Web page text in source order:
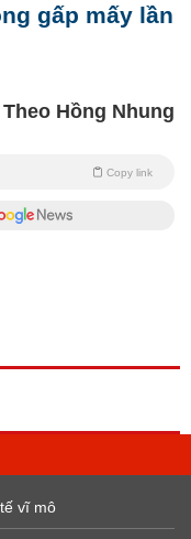
gấp mấy lần
Theo Hồng Nhung
Copy link
vĩ mô